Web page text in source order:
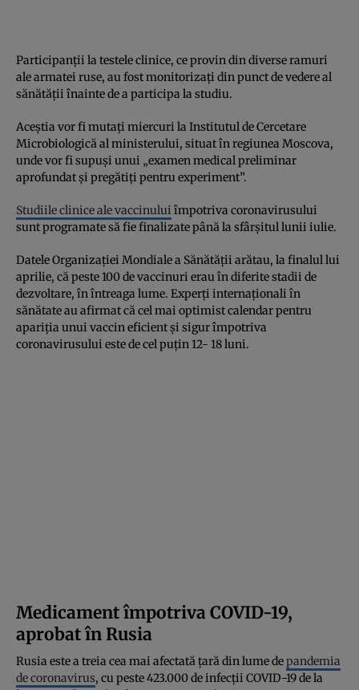
Participanții la testele clinice, ce provin din diverse ramuri
ale armatei ruse, au fost monitorizați din punct de vedere al
sănătății înainte de a participa la studiu.
Aceștia vor fi mutați miercuri la Institutul de Cercetare
Microbiologică al ministerului, situat în regiunea Moscova,
unde vor fi supuși unui „examen medical preliminar
aprofundat și pregătiți pentru experiment”.
Studiile clinice ale vaccinului împotriva coronavirusului
sunt programate să fie finalizate până la sfârșitul lunii iulie.
Datele Organizației Mondiale a Sănătății arătau, la finalul lui
aprilie, că peste 100 de vaccinuri erau în diferite stadii de
dezvoltare, în întreaga lume. Experți internaționali în
sănătate au afirmat că cel mai optimist calendar pentru
apariția unui vaccin eficient și sigur împotriva
coronavirusului este de cel puțin 12- 18 luni.
Medicament împotriva COVID-19,
aprobat în Rusia
Rusia este a treia cea mai afectată țară din lume depandemia
de coronavirus, cu peste 423.000 de infecții COVID-19 de la